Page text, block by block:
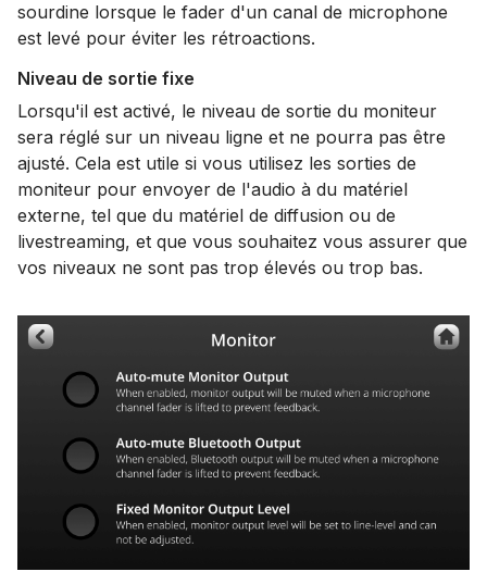
sourdine lorsque le fader d'un canal de microphone
est levé pour éviter les rétroactions.
Niveau de sortie fixe
Lorsqu'il est activé, le niveau de sortie du moniteur
sera réglé sur un niveau ligne et ne pourra pas être
ajusté. Cela est utile si vous utilisez les sorties de
moniteur pour envoyer de l'audio à du matériel
externe, tel que du matériel de diffusion ou de
livestreaming, et que vous souhaitez vous assurer que
vos niveaux ne sont pas trop élevés ou trop bas.